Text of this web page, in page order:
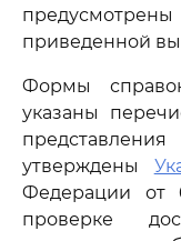
приведенной
Формы
указаны
утверждены
Федерации
проверке